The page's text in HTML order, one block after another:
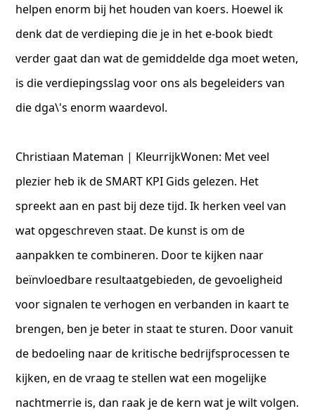
helpen enorm bij het houden van koers. Hoewel ik
denk dat de verdieping die je in het e-book biedt
verder gaat dan wat de gemiddelde dga moet weten,
is die verdiepingsslag voor ons als begeleiders van
die dga\'s enorm waardevol.
Christiaan Mateman | KleurrijkWonen: Met veel
plezier heb ik de SMART KPI Gids gelezen. Het
spreekt aan en past bij deze tijd. Ik herken veel van
wat opgeschreven staat. De kunst is om de
aanpakken te combineren. Door te kijken naar
beïnvloedbare resultaatgebieden, de gevoeligheid
voor signalen te verhogen en verbanden in kaart te
brengen, ben je beter in staat te sturen. Door vanuit
de bedoeling naar de kritische bedrijfsprocessen te
kijken, en de vraag te stellen wat een mogelijke
nachtmerrie is, dan raak je de kern wat je wilt volgen.